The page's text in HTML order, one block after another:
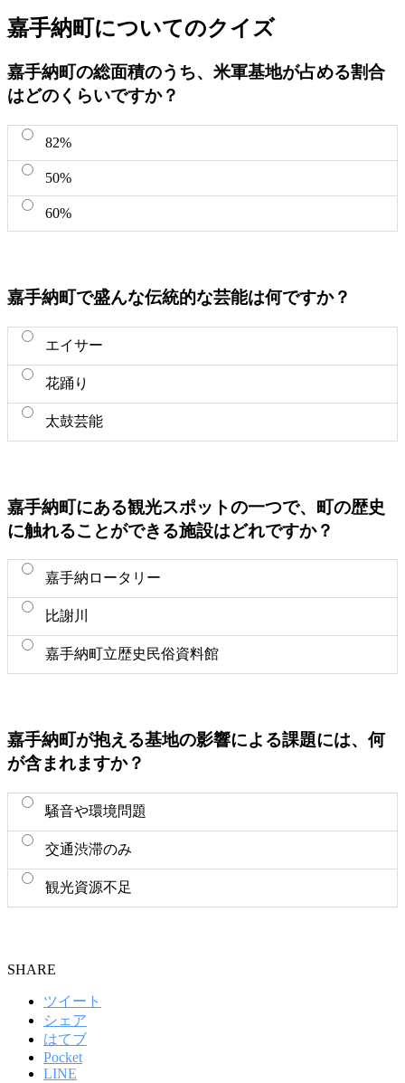
嘉手納町についてのクイズ
嘉手納町の総面積のうち、米軍基地が占める割合
はどのくらいですか？
82%
50%
60%
嘉手納町で盛んな伝統的な芸能は何ですか？
エイサー
花踊り
太鼓芸能
嘉手納町にある観光スポットの一つで、町の歴史
に触れることができる施設はどれですか？
嘉手納ロータリー
比謝川
嘉手納町立歴史民俗資料館
嘉手納町が抱える基地の影響による課題には、何
が含まれますか？
騒音や環境問題
交通渋滞のみ
観光資源不足
SHARE
ツイート
シェア
はてブ
Pocket
LINE